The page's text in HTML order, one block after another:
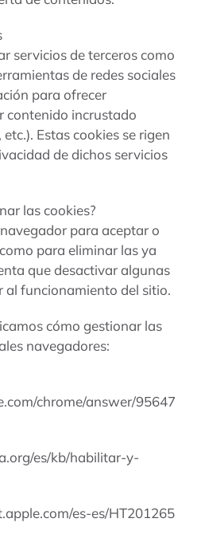
servicios de terceros como
de redes sociales
para ofrecer
contenido incrustado
Estas cookies se rigen
de dichos servicios
las cookies?
para aceptar o
para eliminar las ya
que desactivar algunas
al funcionamiento del sitio.
cómo gestionar las
navegadores:
chrome/answer/95647
es/kb/habilitar-y-
es-es/HT201265